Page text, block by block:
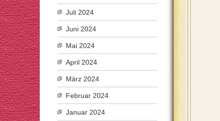
Juli 2024
Juni 2024
Mai 2024
April 2024
März 2024
Februar 2024
Januar 2024